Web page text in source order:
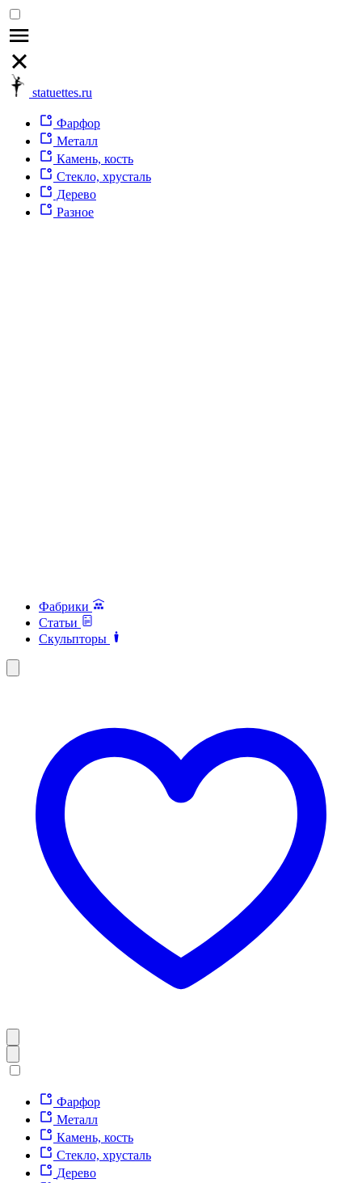
statuettes.ru
Фарфор
Металл
Камень, кость
Стекло, хрусталь
Дерево
Разное
Фабрики
Статьи
Скульпторы
Фарфор
Металл
Камень, кость
Стекло, хрусталь
Дерево